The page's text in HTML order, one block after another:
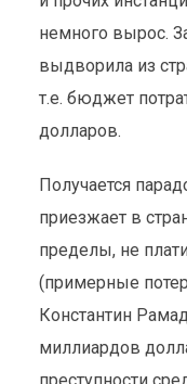
немного вырос.
выдворила из
т.е. бюджет
долларов.
Получается
приезжает в
пределы, не
(примерные
Константин
миллиардов